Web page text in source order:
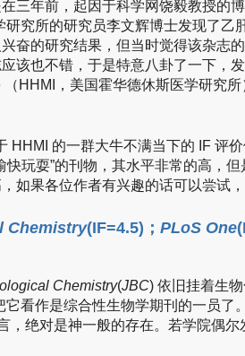
三年前，起因于科学网饶毅教授的
研究所的研究员李文辉博士发现了
奋的研究结果，但当时觉得该杂志
该也不错，于是特意八卦了一下，
（HHMI，美国霍华德休斯医学研究
HHMI 的一群大牛不满当下的 IF 评
快玩耍”的刊物，其水平非常的高，
如果各位作者有兴趣的话可以尝试
Chemistry(IF=4.5)； PLoS One
Chemistry(JBC) 依旧挂着生
它看作是综合性生物学期刊的一员了
，绝对是神一般的存在。若学院偶